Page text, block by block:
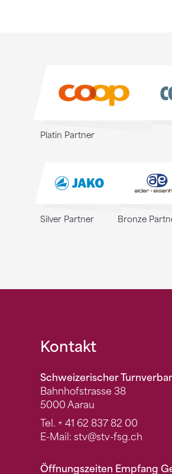
Platin Partner
Silver Partner Bronze
Fusszeile
Kontakt
Schweizerischer
Bahnhofstrasse 38
5000 Aarau
Tel. + 41 62 837 82 00
E-Mail: stv@stv-fsg.ch
Öffnungszeiten Empfang